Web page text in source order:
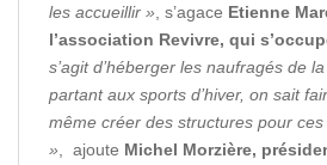
les accueillir » , s’agace Etienne
l’association Revivre, qui
s’agit d’héberger les naufragés de
partant aux sports d’hiver, on sait
même créer des structures pour
» , ajoute Michel Morzière,